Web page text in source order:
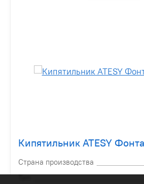
Кипятильник ATESY
Страна производства
Тип